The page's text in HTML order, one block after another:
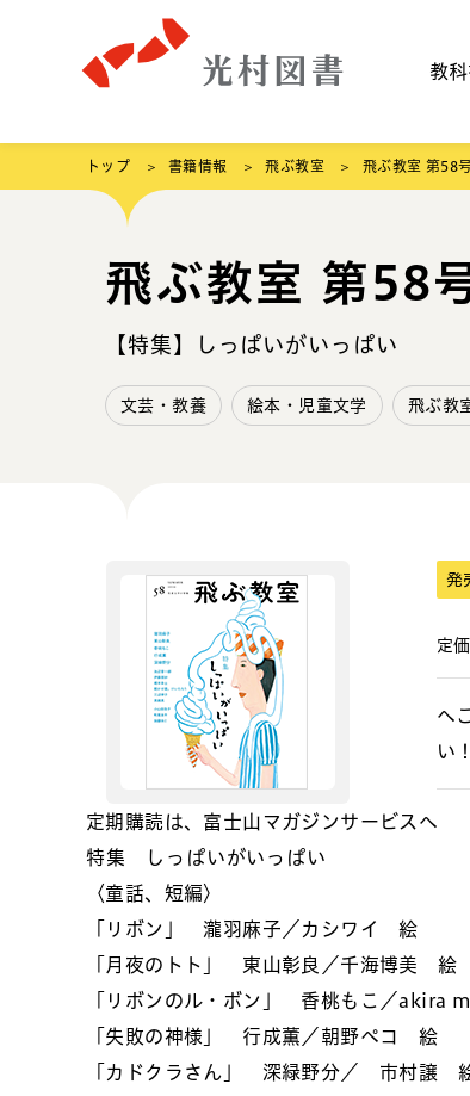
教
トップ 書籍情報 飛ぶ教室 飛ぶ教室 第58
飛ぶ教室 第58
【特集】しっぱいがいっぱい
文芸・教養 絵本・児童文学 飛ぶ教
発
定
へ
い
定期購読は、富士山マガジンサービスへ
特集 しっぱいがいっぱい
〈童話、短編〉
「リボン」 瀧羽麻子／カシワイ 絵
「月夜のトト」 東山彰良／千海博美 絵
「リボンのル・ボン」 香桃もこ／akira
「失敗の神様」 行成薫／朝野ペコ 絵
「カドクラさん」 深緑野分／ 市村譲